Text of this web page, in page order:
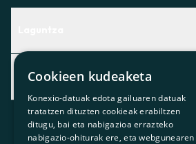
Centro de Ayuda
Aurkitu zerbitzurik egokiena zuretzat
Contacto
Albisteak
Albisteak
Bazkideen txokoa
CATALAN
SPANISH
Cookieen kudeaketa
Konexio-datuak edota gailuaren datuak
tratatzen dituzten cookieak erabiltzen
ditugu, bai eta nabigazioa errazteko
nabigazio-ohiturak ere, eta webgunearen